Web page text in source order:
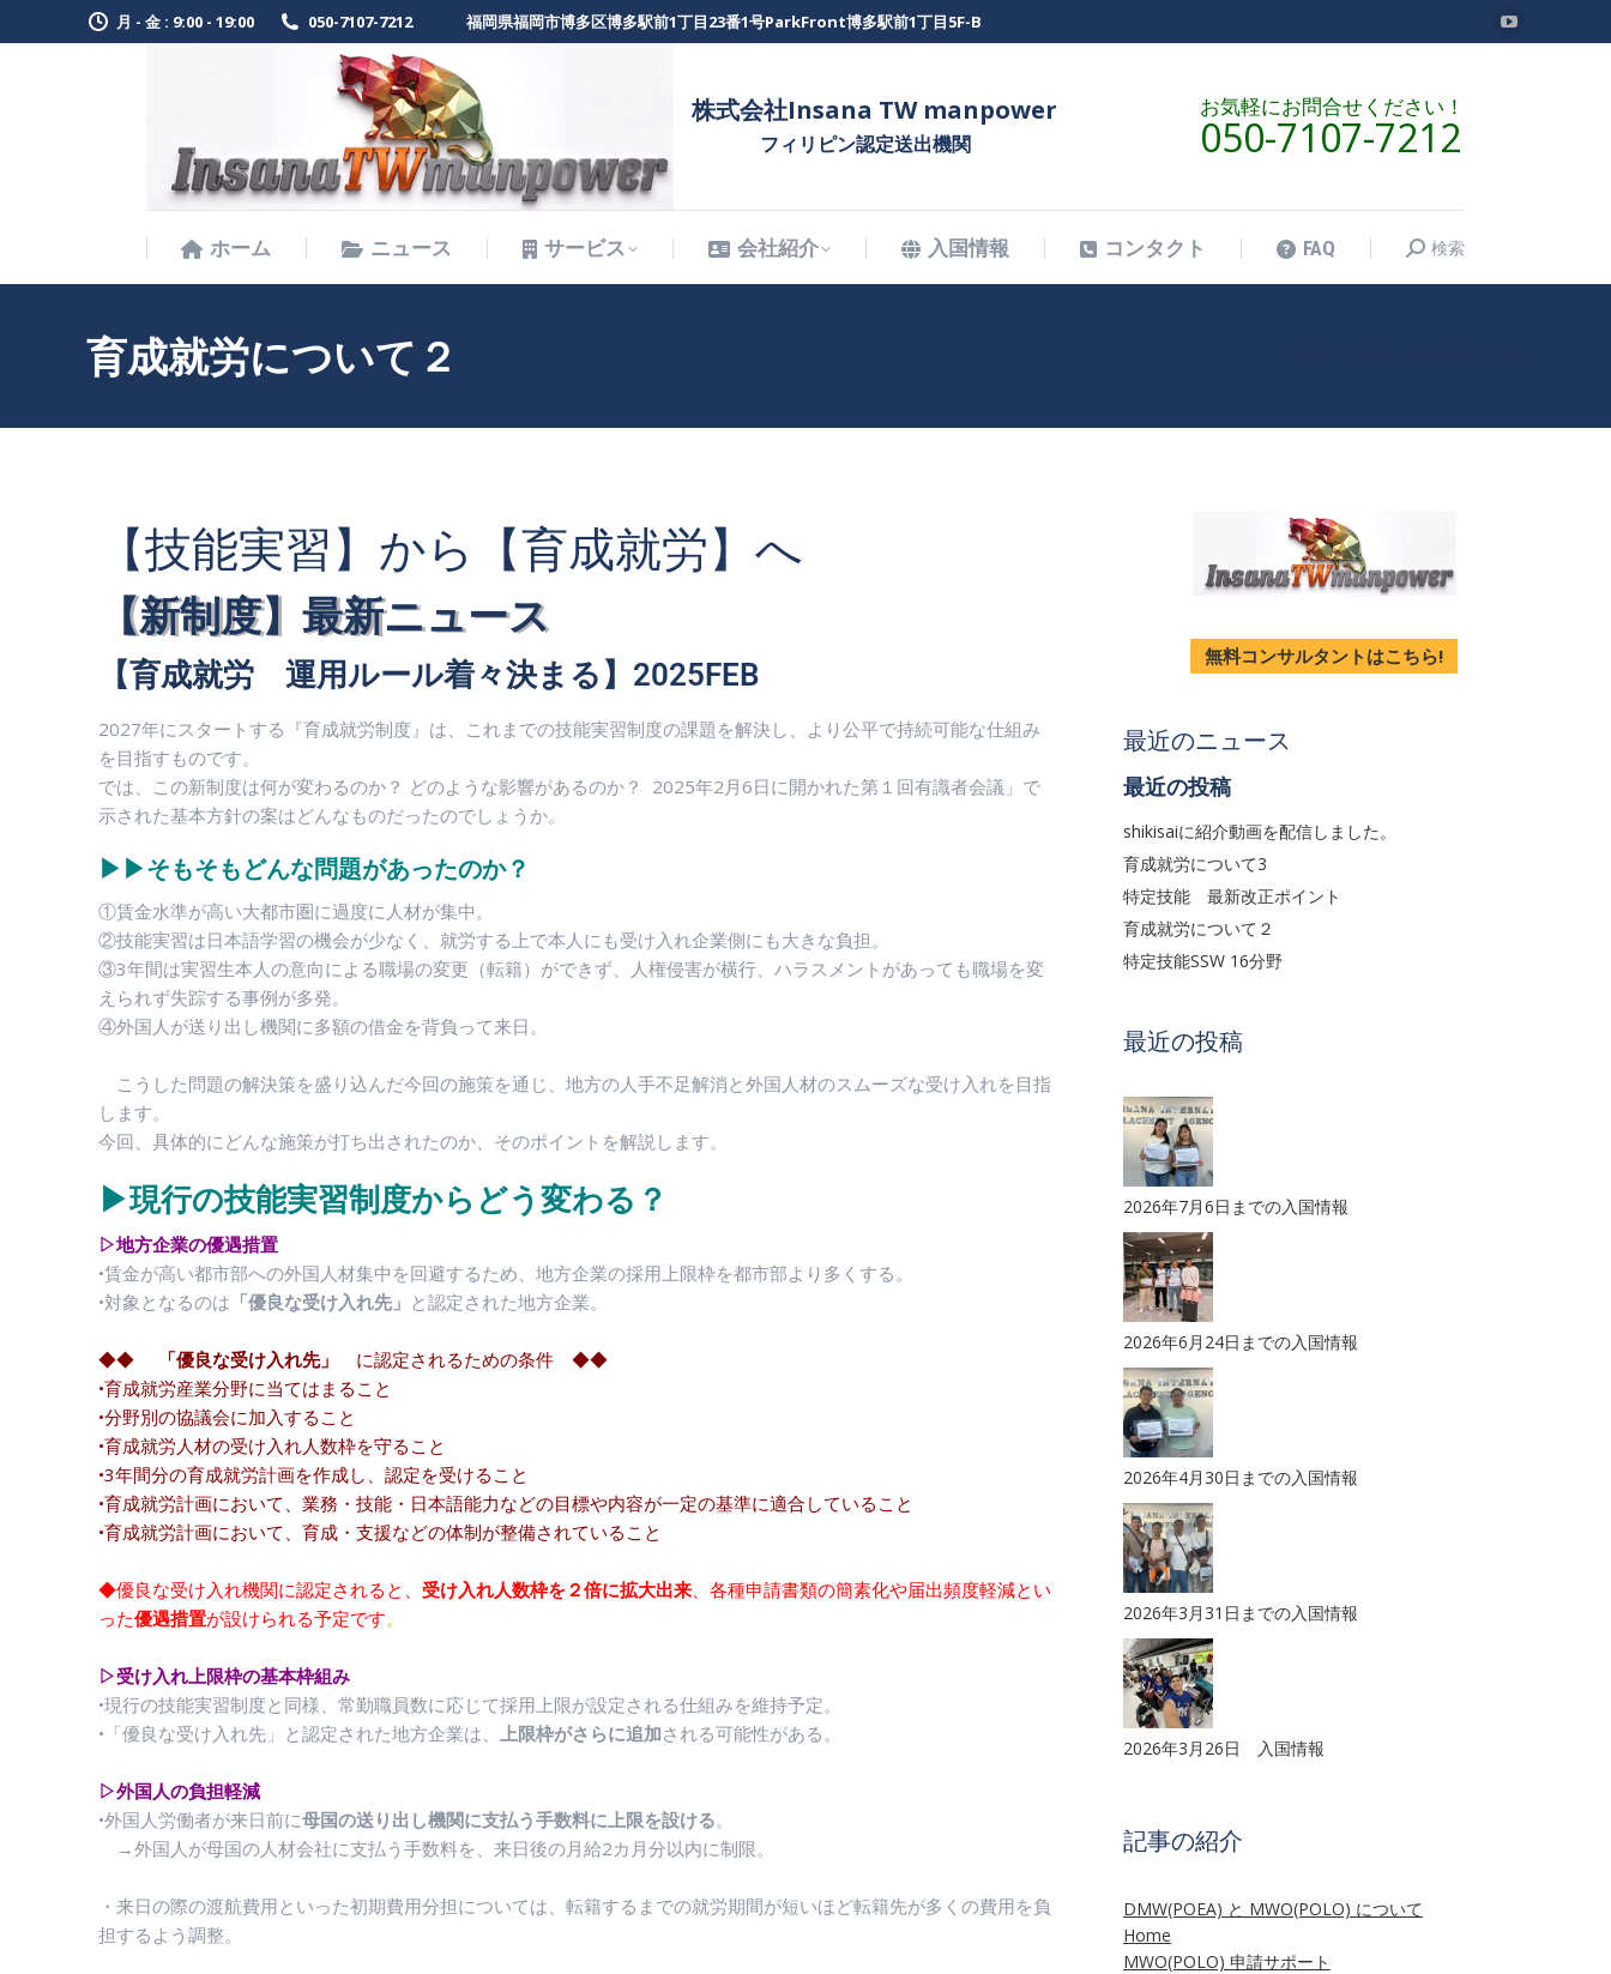
月 - 金 : 9:00 - 19:00 050-7107-7212 福岡県福岡市博多区博多駅前1丁目23番1号ParkFront博多駅前1丁目5F-B
株式会社Insana TW manpower
フィリピン認定送出機関
お気軽にお問合せください！
050-7107-7212
ホーム ニュース サービス 会社紹介 入国情報 コンタクト FAQ 検索
育成就労について２
【技能実習】から【育成就労】へ
【新制度】最新ニュース
【育成就労 運用ルール着々決まる】2025FEB
2027年にスタートする『育成就労制度』は、これまでの技能実習制度の課題を解決し、より公平で持続可能な仕組み
を目指すものです。
では、この新制度は何が変わるのか？ どのような影響があるのか？ 2025年2月6日に開かれた第１回有識者会議」で
示された基本方針の案はどんなものだったのでしょうか。
▶︎▶︎そもそもどんな問題があったのか？
①賃金水準が高い大都市圏に過度に人材が集中。
②技能実習は日本語学習の機会が少なく、就労する上で本人にも受け入れ企業側にも大きな負担。
③3年間は実習生本人の意向による職場の変更（転籍）ができず、人権侵害が横行、ハラスメントがあっても職場を変
えられず失踪する事例が多発。
④外国人が送り出し機関に多額の借金を背負って来日。
こうした問題の解決策を盛り込んだ今回の施策を通じ、地方の人手不足解消と外国人材のスムーズな受け入れを目指
します。
今回、具体的にどんな施策が打ち出されたのか、そのポイントを解説します。
▶現行の技能実習制度からどう変わる？
▷地方企業の優遇措置
•賃金が高い都市部への外国人材集中を回避するため、地方企業の採用上限枠を都市部より多くする。
•対象となるのは 「優良な受け入れ先」 と認定された地方企業。
◆◆ 「優良な受け入れ先」
に認定されるための条件 ◆◆
•育成就労産業分野に当てはまること
•分野別の協議会に加入すること
•育成就労人材の受け入れ人数枠を守ること
•3年間分の育成就労計画を作成し、認定を受けること
•育成就労計画において、業務・技能・日本語能力などの目標や内容が一定の基準に適合していること
•育成就労計画において、育成・支援などの体制が整備されていること
◆優良な受け入れ機関に認定されると、 受け入れ人数枠を２倍に拡大出来、各種申請書類の簡素化や届出頻度軽減とい
った優遇措置が設けられる予定です。
▷受け入れ上限枠の基本枠組み
•現行の技能実習制度と同様、常勤職員数に応じて採用上限が設定される仕組みを維持予定。
•「優良な受け入れ先」と認定された地方企業は、 上限枠がさらに追加される可能性がある。
▷外国人の負担軽減
•外国人労働者が来日前に母国の送り出し機関に支払う手数料に上限を設ける。
→外国人が母国の人材会社に支払う手数料を、来日後の月給2カ月分以内に制限。
・来日の際の渡航費用といった初期費用分担については、転籍するまでの就労期間が短いほど転籍先が多くの費用を負
担するよう調整。
無料コンサルタントはこちら!
最近のニュース
最近の投稿
shikisaiに紹介動画を配信しました。
育成就労について3
特定技能 最新改正ポイント
育成就労について２
特定技能SSW 16分野
最近の投稿
2026年7月6日までの入国情報
2026年6月24日までの入国情報
2026年4月30日までの入国情報
2026年3月31日までの入国情報
2026年3月26日 入国情報
記事の紹介
DMW(POEA) と MWO(POLO) について
Home
MWO(POLO) 申請サポート
ホーム ニュース サービス 会社紹介 入国情報 コンタクト FAQ